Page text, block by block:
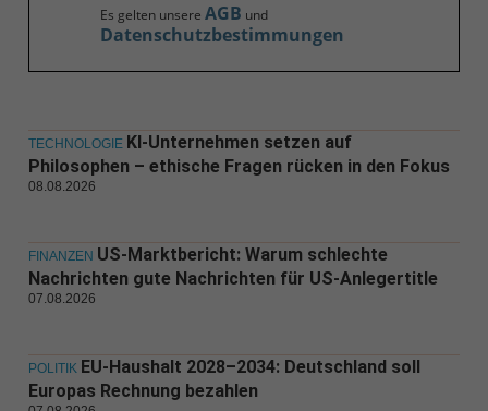
Es gelten unsere AGB und
Datenschutzbestimmungen
TECHNOLOGIE KI-Unternehmen setzen auf
Philosophen – ethische Fragen rücken in den Fokus
08.08.2026
FINANZEN US-Marktbericht: Warum schlechte
Nachrichten gute Nachrichten für US-Anlegertitle
07.08.2026
POLITIK EU-Haushalt 2028–2034: Deutschland soll
Europas Rechnung bezahlen